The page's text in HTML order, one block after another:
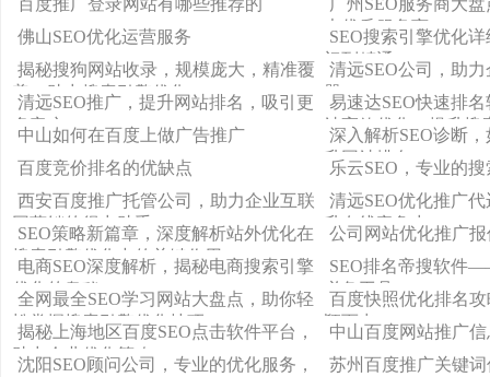
百度推广登录网站有哪些推荐的
广州SEO服务商大
大优质服务商
佛山SEO优化运营服务
SEO搜索引擎优化
门到精通
揭秘搜狗网站收录，规模庞大，精准覆
盖，助力搜索引擎优化
清远SEO公司，助
器
清远SEO推广，提升网站排名，吸引更
多客户
易速达SEO快速排
站高效优化，提升搜
中山如何在百度上做广告推广
深入解析SEO诊断
升网站排名
百度竞价排名的优缺点
乐云SEO，专业的
西安百度推广托管公司，助力企业互联
网营销的得力助手
清远SEO优化推广
升在线竞争力
SEO策略新篇章，深度解析站外优化在
搜索引擎优化中的关键作用
公司网站优化推广
电商SEO深度解析，揭秘电商搜索引擎
优化的奥秘
SEO排名帝搜软件
必备工具
全网最全SEO学习网站大盘点，助你轻
松掌握搜索引擎优化技巧！
百度快照优化排名
颖而出
揭秘上海地区百度SEO点击软件平台，
助力企业优化策略
中山百度网站推广信
沈阳SEO顾问公司，专业的优化服务，
苏州百度推广关键